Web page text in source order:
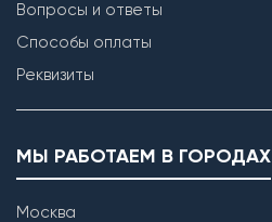
Вопросы и ответы
Способы оплаты
Реквизиты
МЫ РАБОТАЕМ В ГОРОДАХ
Москва